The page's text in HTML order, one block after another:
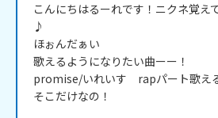
こんにちはるーれです！ニクネ覚え
♪
ほぉんだぁい
歌えるようになりたい曲ーー！
promise/いれいす　rapパート歌え
そこだけなの！